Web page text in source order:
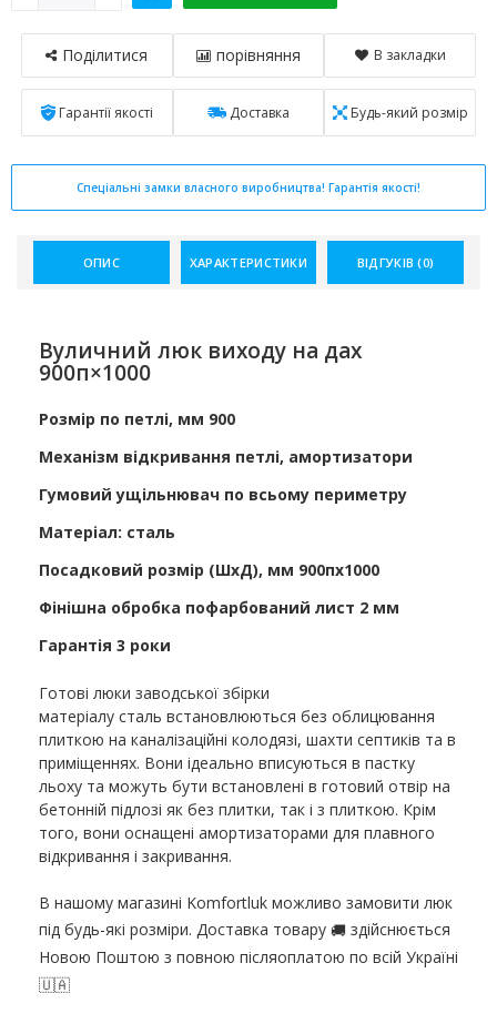
Поділитися порівняння В закладки
Гарантії якості Доставка Будь-який розмір
Спеціальні замки власного виробництва! Гарантія якості!
ОПИС ХАРАКТЕРИСТИКИ ВІДГУКІВ (0)
Вуличний люк виходу на дах
900п×1000
Розмір по петлі, мм 900
Механізм відкривання петлі, амортизатори
Гумовий ущільнювач по всьому периметру
Матеріал: сталь
Посадковий розмір (ШхД), мм 900пx1000
Фінішна обробка пофарбований лист 2 мм
Гарантія 3 роки
Готові люки заводської збірки
матеріалу сталь встановлюються без облицювання
плиткою на каналізаційні колодязі, шахти септиків та в
приміщеннях. Вони ідеально вписуються в пастку
льоху та можуть бути встановлені в готовий отвір на
бетонній підлозі як без плитки, так і з плиткою. Крім
того, вони оснащені амортизаторами для плавного
відкривання і закривання.
В нашому магазині Komfortluk можливо замовити люк
під будь-які розміри. Доставка товару 🚚 здійснюється
Новою Поштою з повною післяоплатою по всій Україні
🇺🇦